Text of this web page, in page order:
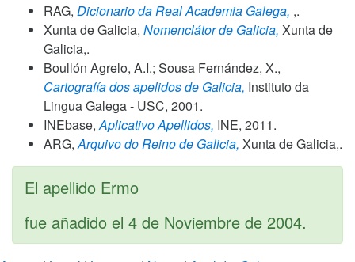
RAG, Dicionario da Real Academia Galega, ,.
Xunta de Galicia, Nomenclátor de Galicia, Xunta de
Galicia,.
Boullón Agrelo, A.I.; Sousa Fernández, X.,
Cartografía dos apelidos de Galicia, Instituto da
Lingua Galega - USC, 2001.
INEbase,Aplicativo Apellidos, INE, 2011.
ARG,Arquivo do Reino de Galicia, Xunta de Galicia,.
El apellido Ermo
fue añadido el 4 de Noviembre de 2004.